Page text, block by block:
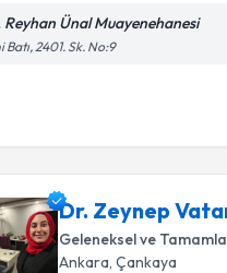
Reyhan Ünal Muayenehanesi
Batı, 2401. Sk. No:9
Dr. Zeynep
Geleneksel ve
Ankara ,Çankaya